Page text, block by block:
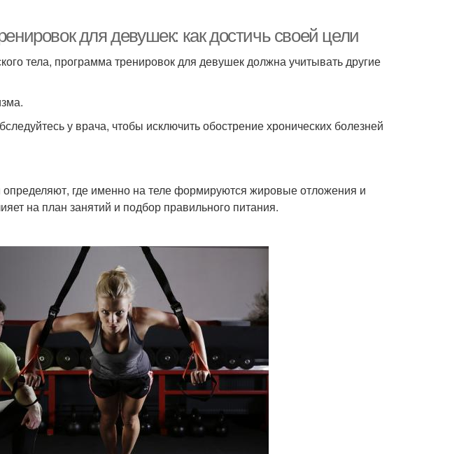
для девушек: как достичь своей цели
тела, программа тренировок для девушек должна учитывать другие
у врача, чтобы исключить обострение хронических болезней
где именно на теле формируются жировые отложения и
на план занятий и подбор правильного питания.